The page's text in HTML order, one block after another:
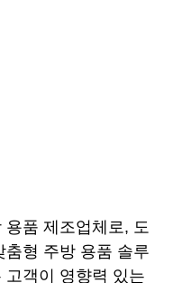
품 제조업체로, 도
형 주방 용품 솔루
고객이 영향력 있는